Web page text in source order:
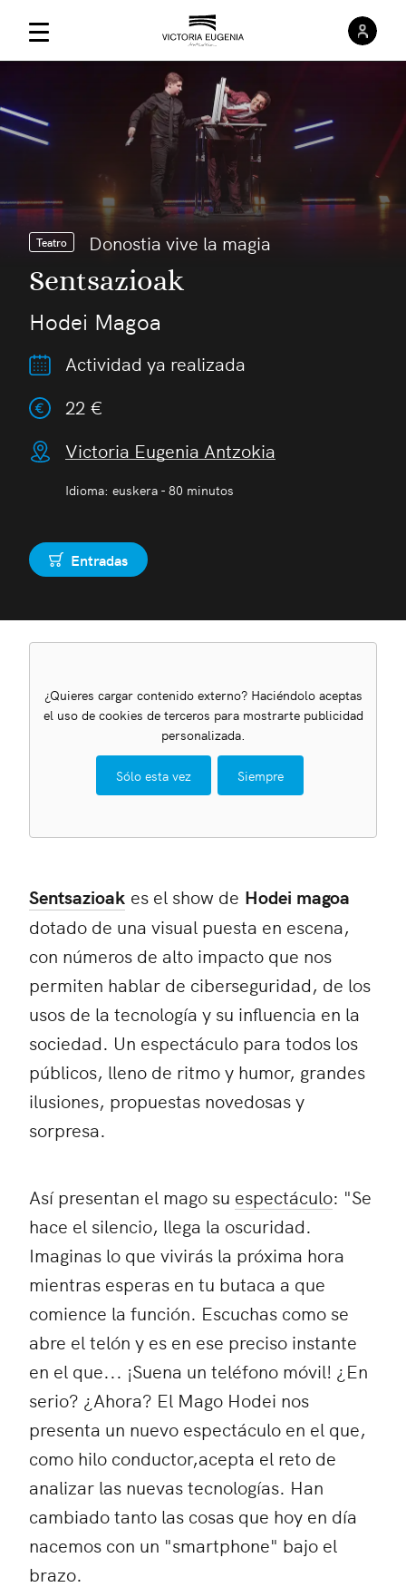
Menú Principal
Teatro Donostia vive la magia
Sentsazioak
Hodei Magoa
Actividad ya realizada
22 €
Victoria Eugenia Antzokia
Idioma: euskera - 80 minutos
Comprar
Entradas
¿Quieres cargar contenido externo? Haciéndolo aceptas
el uso de cookies de terceros para mostrarte publicidad
personalizada.
Sólo esta vez Siempre
Sentsazioak es el show de Hodei magoa
dotado de una visual puesta en escena,
con números de alto impacto que nos
permiten hablar de ciberseguridad, de los
usos de la tecnología y su influencia en la
sociedad. Un espectáculo para todos los
públicos, lleno de ritmo y humor, grandes
ilusiones, propuestas novedosas y
sorpresa.
Así presentan el mago su espectáculo: "Se
hace el silencio, llega la oscuridad.
Imaginas lo que vivirás la próxima hora
mientras esperas en tu butaca a que
comience la función. Escuchas como se
abre el telón y es en ese preciso instante
en el que... ¡Suena un teléfono móvil! ¿En
serio? ¿Ahora? El Mago Hodei nos
presenta un nuevo espectáculo en el que,
como hilo conductor,acepta el reto de
analizar las nuevas tecnologías. Han
cambiado tanto las cosas que hoy en día
nacemos con un "smartphone" bajo el
brazo.